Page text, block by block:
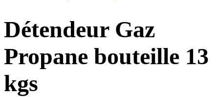
Détendeur Gaz
Propane bouteille 13
kgs